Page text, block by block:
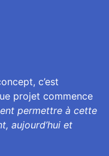
c’est
projet commence
permettre à cette
aujourd’hui et